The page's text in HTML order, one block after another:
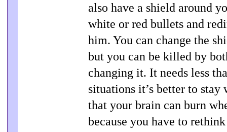
also have a shield around
white or red bullets and
him. You can change the
but you can be killed by
changing it. It needs less
situations it’s better to
that your brain can burn
because you have to